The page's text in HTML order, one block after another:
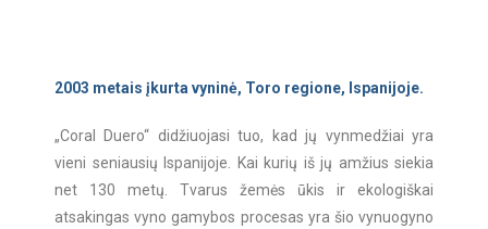
2003 metais įkurta vyninė, Toro regione, Ispanijoje.
„Coral Duero“ didžiuojasi tuo, kad jų vynmedžiai yra
vieni seniausių Ispanijoje. Kai kurių iš jų amžius siekia
net 130 metų. Tvarus žemės ūkis ir ekologiškai
atsakingas vyno gamybos procesas yra šio vynuogyno